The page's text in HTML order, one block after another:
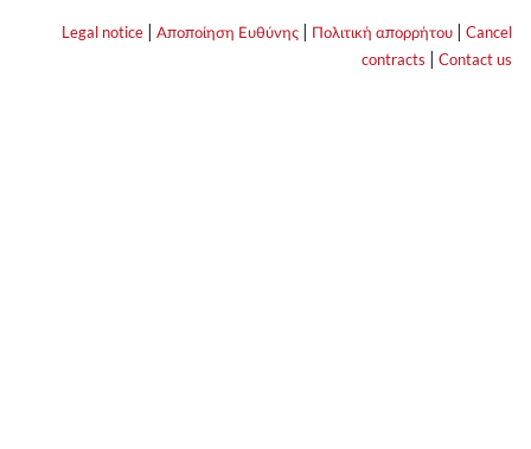
Legal notice | Αποποίηση Ευθύνης | Πολιτική απορρήτου | Cancel
contracts | Contact us